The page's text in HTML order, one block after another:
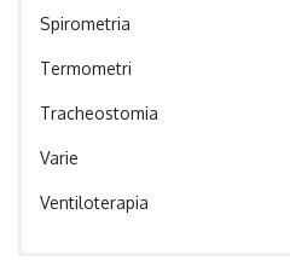
Spirometria
Termometri
Tracheostomia
Varie
Ventiloterapia